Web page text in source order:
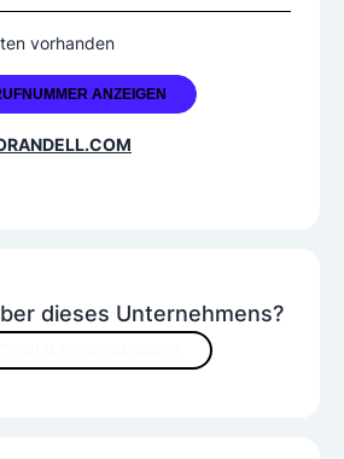
dieses Unternehmens?
vorhanden
ANZEIGEN